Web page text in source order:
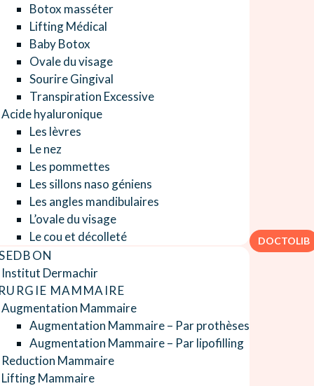
Botox masséter
Lifting Médical
Baby Botox
Ovale du visage
Sourire Gingival
Transpiration Excessive
Acide hyaluronique
Les lèvres
Le nez
Les pommettes
Les sillons naso géniens
Les angles mandibulaires
L’ovale du visage
Le cou et décolleté
Institut Dermachir
MAMMAIRE
Augmentation Mammaire
Augmentation Mammaire – Par prothèses
Augmentation Mammaire – Par lipofilling
Reduction Mammaire
Lifting Mammaire
DOCTOLIB